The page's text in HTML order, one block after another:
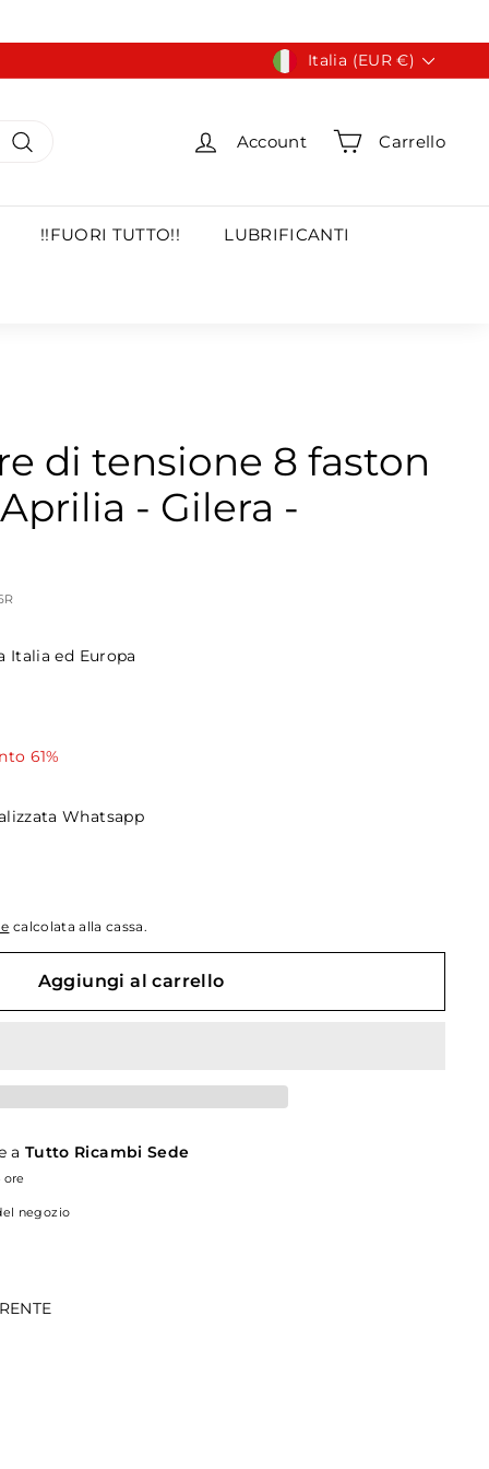
ValutaItalia (EUR €)
Account Carrello
!!FUORI TUTTO!! LUBRIFICANTI
di tensione 8 faston
- Gilera -
Italia ed Europa
61%
Whatsapp
calcolata alla cassa.
Aggiungi al carrello
aTutto Ricambi Sede
ore
negozio